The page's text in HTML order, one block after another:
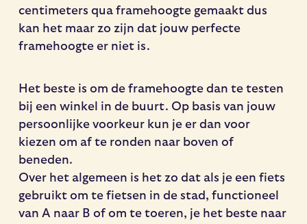
centimeters qua framehoogte gemaakt dus
kan het maar zo zijn dat jouw perfecte
framehoogte er niet is.
Het beste is om de framehoogte dan te testen
bij een winkel in de buurt. Op basis van jouw
persoonlijke voorkeur kun je er dan voor
kiezen om af te ronden naar boven of
beneden.
Over het algemeen is het zo dat als je een fiets
gebruikt om te fietsen in de stad, functioneel
van A naar B of om te toeren, je het beste naar